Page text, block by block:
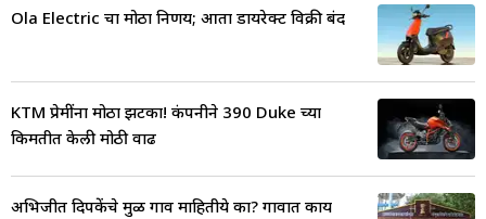
Ola Electric चा मोठा निर्णय; आता डायरेक्ट विक्री बंद
KTM प्रेमींना मोठा झटका! कंपनीने 390 Duke च्या
किमतीत केली मोठी वाढ
अभिजीत दिपकेंचे मुळ गाव माहितीये का? गावात काय